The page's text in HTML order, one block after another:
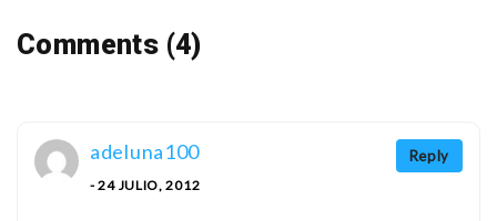
Comments (4)
Reply
adeluna100
- 24 JULIO, 2012